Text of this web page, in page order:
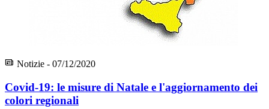
Notizie - 07/12/2020
Covid-19: le misure di Natale e l'aggiornamento dei
colori regionali